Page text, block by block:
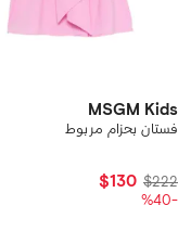
MSGM Kids
فستان بحزام مربوط
$222
$130
-%40